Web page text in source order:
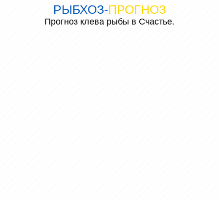
РЫБХОЗ-ПРОГНОЗ
Прогноз клева рыбы в Счастье.